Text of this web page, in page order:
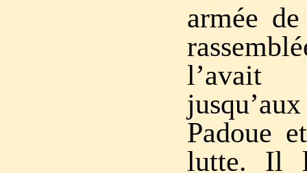
armée
l’avait
Padoue
lutte. Il